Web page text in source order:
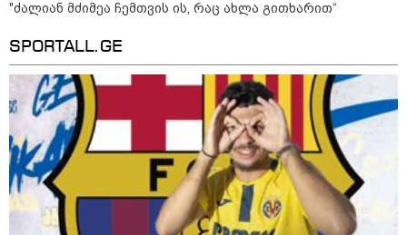
"ძალიან მძიმეა ჩემთვის ის, რაც ახლა გითხარით“
SPORTALL.GE